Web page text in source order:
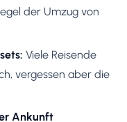
der Umzug von
Viele Reisende
vergessen aber die
Ankunft